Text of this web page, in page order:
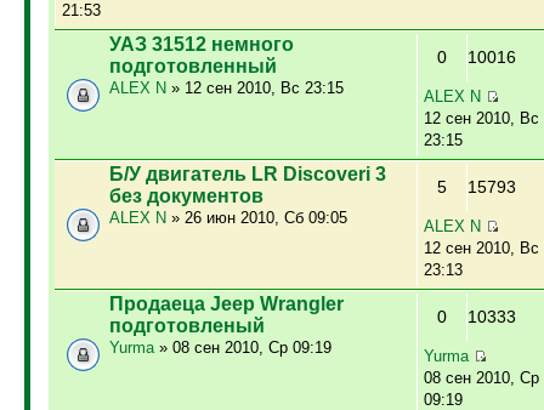
21:53
УАЗ 31512 немного
подготовленный
ALEX N » 12 сен 2010, Вс 23:15
0 10016
ALEX N
12 сен 2010, Вс
23:15
Б/У двигатель LR Discoveri 3
без документов
ALEX N » 26 июн 2010, Сб 09:05
5 15793
ALEX N
12 сен 2010, Вс
23:13
Продаеца Jeep Wrangler
подготовленый
Yurma» 08 сен 2010, Ср 09:19
0 10333
Yurma
08 сен 2010, Ср
09:19